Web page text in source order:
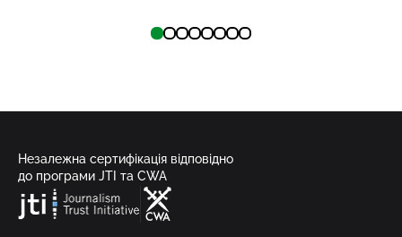
Незалежна сертифікація відповідно
до програми JTI та CWA